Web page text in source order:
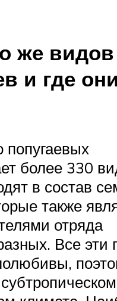
же видов
и где
более 330
в состав
также
отряда
Все эти